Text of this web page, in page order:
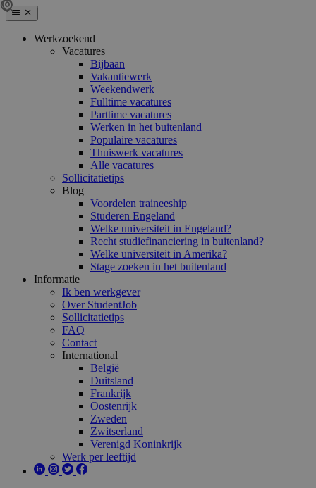
Werkzoekend
Vacatures
Bijbaan
Vakantiewerk
Weekendwerk
Fulltime vacatures
Parttime vacatures
Werken in het buitenland
Populaire vacatures
Thuiswerk vacatures
Alle vacatures
Sollicitatietips
Blog
Voordelen traineeship
Studeren Engeland
Welke universiteit in Engeland?
Recht studiefinanciering in buitenland?
Welke universiteit in Amerika?
Stage zoeken in het buitenland
Informatie
Ik ben werkgever
Over StudentJob
Sollicitatietips
FAQ
Contact
International
België
Duitsland
Frankrijk
Oostenrijk
Zweden
Zwitserland
Verenigd Koninkrijk
Werk per leeftijd